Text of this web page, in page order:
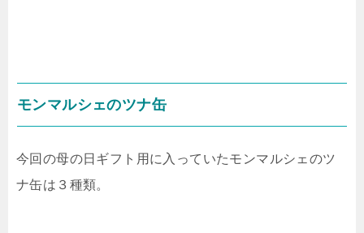
モンマルシェのツナ缶
今回の母の日ギフト用に入っていたモンマルシェのツ
ナ缶は３種類。